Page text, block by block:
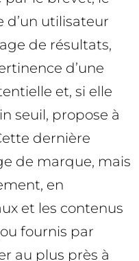
utilisateur
de résultats,
d’une
et, si elle
seuil, propose à
dernière
de marque, mais
en
et les contenus
fournis par
au plus près à